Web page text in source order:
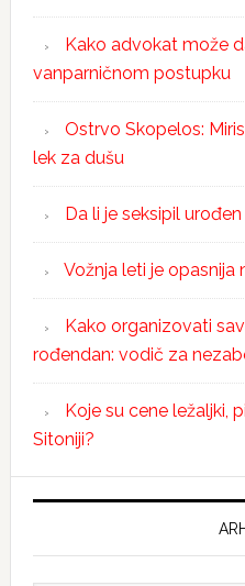
Kako advokat može
vanparničnom postupku
Ostrvo Skopelos:
lek za dušu
Da li je seksipil
Vožnja leti je opasnija
Kako organizovati
rođendan: vodič za
Koje su cene ležaljki,
Sitoniji?